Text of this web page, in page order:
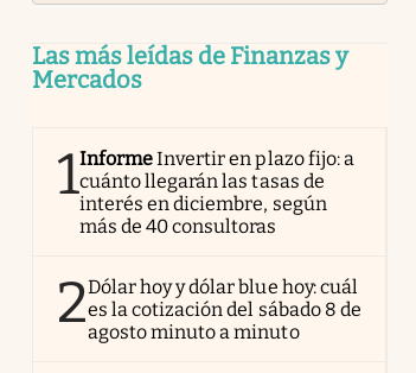
Las más leídas de Finanzas y
Mercados
1InformeInvertir en plazo fijo: a
cuánto llegarán las tasas de
interés en diciembre, según
más de 40 consultoras
2Dólar hoy y dólar blue hoy: cuál
es la cotización del sábado 8 de
agosto minuto a minuto